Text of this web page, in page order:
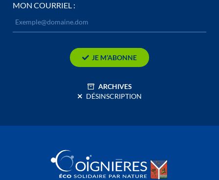
MON COURRIEL :
JE M’ABONNE
ARCHIVES
DÉSINSCRIPTION